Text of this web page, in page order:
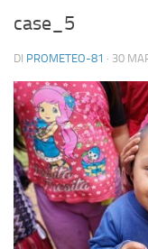
case_5
DI PROMETEO-81 · 30